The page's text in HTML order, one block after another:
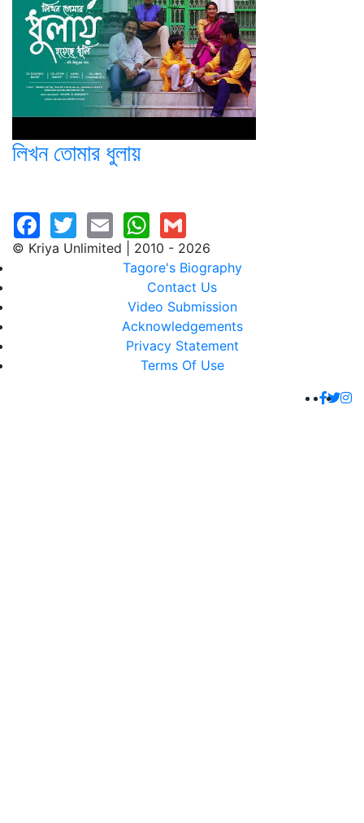
লিখন তোমার ধুলায়
© Kriya Unlimited | 2010 - 2026
Tagore's Biography
Contact Us
Video Submission
Acknowledgements
Privacy Statement
Terms Of Use